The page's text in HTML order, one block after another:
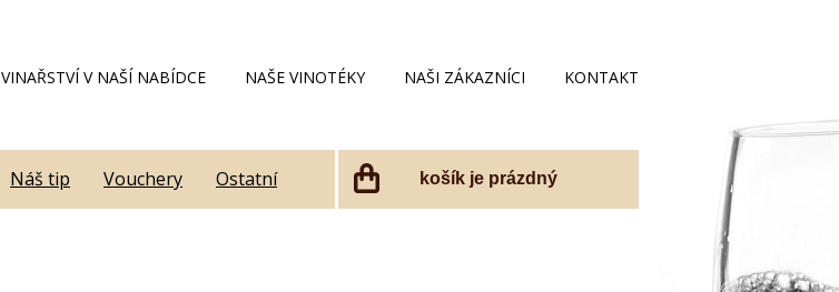
VINAŘSTVÍ V NAŠÍ NABÍDCE NAŠE VINOTÉKY NAŠI ZÁKAZNÍCI KONTAKT
Náš tip Vouchery Ostatní košík je prázdný